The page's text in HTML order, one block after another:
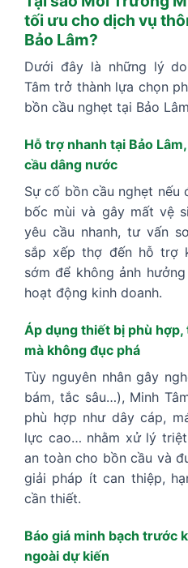
tối ưu cho dịch vụ
Bảo Lâm?
Dưới đây là những lý
Tâm trở thành lựa chọn
bồn cầu nghẹt tại Bảo
Hỗ trợ nhanh tại Bảo
cầu dâng nước
Sự cố bồn cầu nghẹt nếu
bốc mùi và gây mất vệ
yêu cầu nhanh, tư vấn
sắp xếp thợ đến hỗ trợ
sớm để không ảnh
hoạt động kinh doanh.
Áp dụng thiết bị phù
mà không đục phá
Tùy nguyên nhân gây
bám, tắc sâu…), Minh
phù hợp như dây cáp,
lực cao… nhằm xử lý
an toàn cho bồn cầu và
giải pháp ít can thiệp,
cần thiết.
Báo giá minh bạch trước
ngoài dự kiến